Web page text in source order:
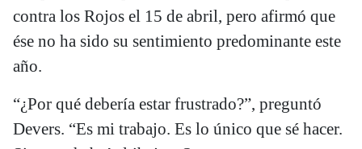
contra los Rojos el 15 de abril, pero afirmó que
ése no ha sido su sentimiento predominante este
año.
“¿Por qué debería estar frustrado?”, preguntó
Devers. “Es mi trabajo. Es lo único que sé hacer.